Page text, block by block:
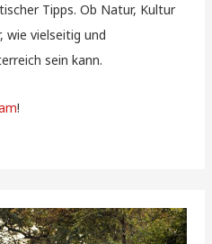
Tipps. Ob Natur, Kultur
wie vielseitig und
sein kann.
!